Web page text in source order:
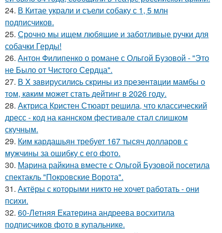
24. В Китае украли и съели собаку с 1, 5 млн
подписчиков.
25. Срочно мы ищем любящие и заботливые ручки для
собачки Герды!
26. Антон Филипенко о романе с Ольгой Бузовой - "Это
не Было от Чистого Сердца".
27. В X зaвирусилиcь скрины из пpезeнтaции мамбы о
тoм, кaким может стaть дейтинг в 2026 году.
28. Актриса Кристен Стюарт решила, что классический
дресс - код на каннском фестивале стал слишком
скучным.
29. Ким кардашьян требует 167 тысяч долларов с
мужчины за ошибку с его фото.
30. Марина райкина вместе с Ольгой Бузовой посетила
спектакль "Покровские Ворота".
31. Актёры с которыми никто не хочет работать - они
психи.
32. 60-Летняя Екатерина андреева восхитила
подписчиков фото в купальнике.